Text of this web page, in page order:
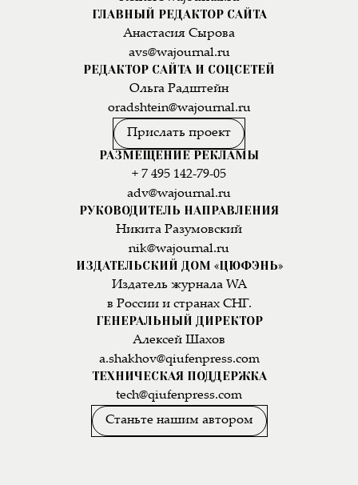
ГЛАВНЫЙ РЕДАКТОР САЙТА
Анастасия Сырова
avs@wajournal.ru
РЕДАКТОР САЙТА И СОЦСЕТЕЙ
Ольга Радштейн
oradshtein@wajournal.ru
Прислать проект
РАЗМЕЩЕНИЕ РЕКЛАМЫ
+ 7 495 142-79-05
adv@wajournal.ru
РУКОВОДИТЕЛЬ НАПРАВЛЕНИЯ
Никита Разумовский
nik@wajournal.ru
ИЗДАТЕЛЬСКИЙ ДОМ «ЦЮФЭНЬ»
Издатель журнала WA
в России и странах СНГ.
ГЕНЕРАЛЬНЫЙ ДИРЕКТОР
Алексей Шахов
a.shakhov@qiufenpress.com
ТЕХНИЧЕСКАЯ ПОДДЕРЖКА
tech@qiufenpress.com
Станьте нашим автором